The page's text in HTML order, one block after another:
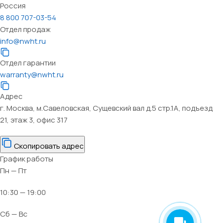
Россия
8 800 707-03-54
Отдел продаж
info@nwht.ru
Отдел гарантии
warranty@nwht.ru
Адрес
г. Москва, м.Савеловская, Сущевский вал д.5 стр.1А, подъезд
21, этаж 3, офис 317
Скопировать адрес
График работы
Пн — Пт
10:30 — 19:00
Сб — Вс